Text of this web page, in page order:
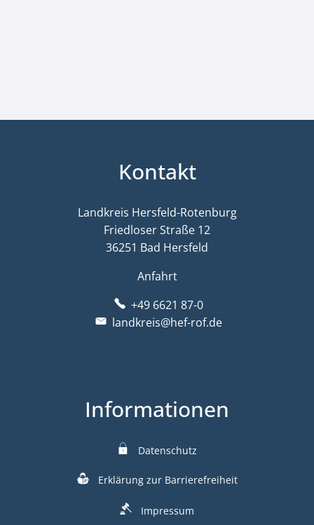
Kontakt
Landkreis Hersfeld-Rotenburg
Friedloser Straße 12
36251 Bad Hersfeld
Anfahrt
+49 6621 87-0
landkreis@hef-rof.de
Informationen
Datenschutz
Erklärung zur Barrierefreiheit
Impressum